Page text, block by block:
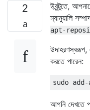
2 উবুন্টুতে,
ম্যানুয়ালি
apt-
করতে পারেন:
আপনি দেখতে